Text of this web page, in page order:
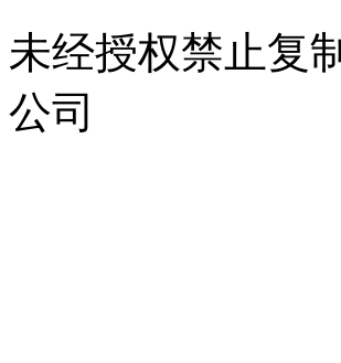
未经授权禁止复
公司